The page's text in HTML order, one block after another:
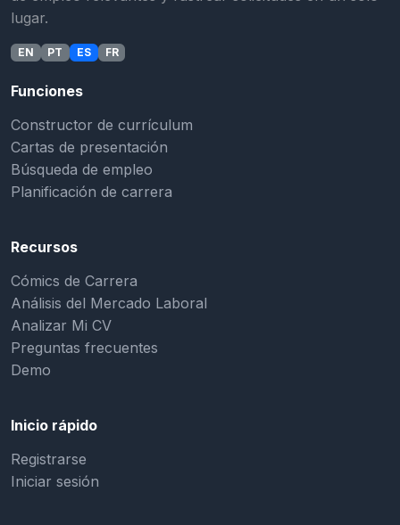
lugar.
EN PT ES FR
Funciones
Constructor de currículum
Cartas de presentación
Búsqueda de empleo
Planificación de carrera
Recursos
Cómics de Carrera
Análisis del Mercado Laboral
Analizar Mi CV
Preguntas frecuentes
Demo
Inicio rápido
Registrarse
Iniciar sesión